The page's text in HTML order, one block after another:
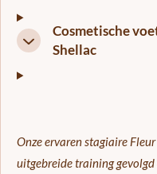
Cosmetische
Shellac
Onze ervaren stagiaire
uitgebreide training